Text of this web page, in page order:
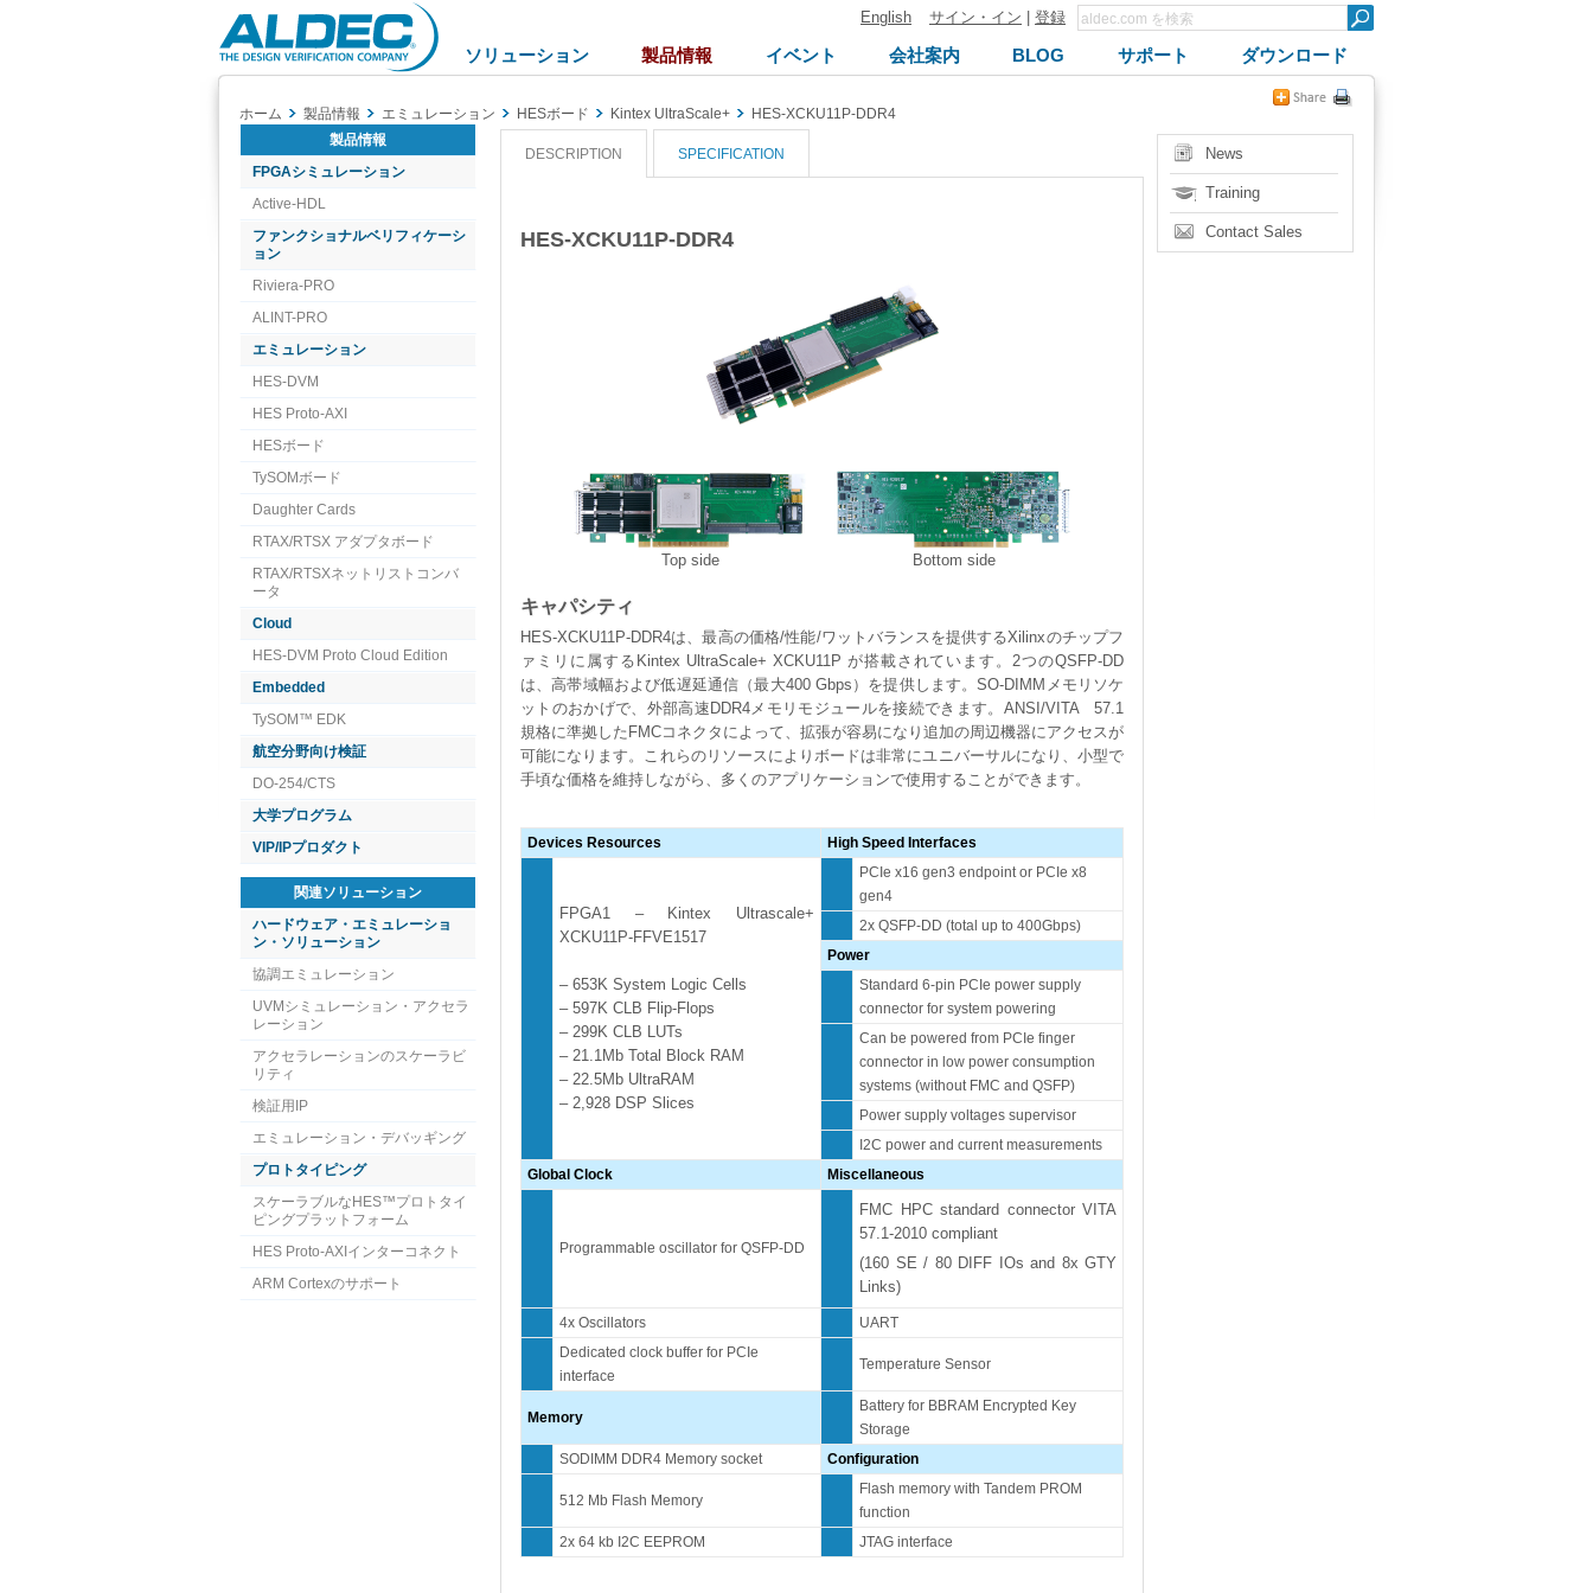
Aldec
Logo
English サイン・イン 登録
ソリューション 製品情報 イベント 会社案内 BLOG サポート ダウンロード
ホーム 製品情報 エミュレーション HESボード Kintex UltraScale+
HES-XCKU11P-DDR4
製品情報
FPGAシミュレーション
Active-HDL
ファンクショナルベリフィケーシ
ョン
Riviera-PRO
ALINT-PRO
エミュレーション
HES-DVM
HES Proto-AXI
HESボード
TySOMボード
Daughter Cards
RTAX/RTSX アダプタボード
RTAX/RTSXネットリストコンバ
ータ
Cloud
HES-DVM Proto Cloud Edition
Embedded
TySOM™ EDK
航空分野向け検証
DO-254/CTS
大学プログラム
VIP/IPプロダクト
関連ソリューション
ハードウェア・エミュレーショ
ン・ソリューション
協調エミュレーション
UVMシミュレーション・アクセラ
レーション
アクセラレーションのスケーラビ
リティ
検証用IP
エミュレーション・デバッギング
プロトタイピング
スケーラブルなHES™プロトタイ
ピングプラットフォーム
HES Proto-AXIインターコネクト
ARM Cortexのサポート
News
Training
Contact Sales
DESCRIPTION SPECIFICATION
HES-XCKU11P-DDR4
Top side Bottom side
キャパシティ
HES-XCKU11P-DDR4は、最高の価格/性能/ワットバランスを提供するXilinxのチップフ
ァミリに属するKintex UltraScale+ XCKU11P が搭載されています。2つのQSFP-DD
は、高帯域幅および低遅延通信（最大400 Gbps）を提供します。SO-DIMMメモリソケ
ットのおかげで、外部高速DDR4メモリモジュールを接続できます。ANSI/VITA 57.1
規格に準拠したFMCコネクタによって、拡張が容易になり追加の周辺機器にアクセスが
可能になります。これらのリソースによりボードは非常にユニバーサルになり、小型で
手頃な価格を維持しながら、多くのアプリケーションで使用することができます。
Devices Resources High Speed Interfaces
FPGA1 – Kintex Ultrascale+
XCKU11P-FFVE1517
– 653K System Logic Cells
– 597K CLB Flip-Flops
– 299K CLB LUTs
– 21.1Mb Total Block RAM
– 22.5Mb UltraRAM
– 2,928 DSP Slices
PCIe x16 gen3 endpoint or PCIe x8
gen4
2x QSFP-DD (total up to 400Gbps)
Power
Standard 6-pin PCIe power supply
connector for system powering
Can be powered from PCIe finger
connector in low power consumption
systems (without FMC and QSFP)
Power supply voltages supervisor
I2C power and current measurements
Global Clock
Miscellaneous
Programmable oscillator for QSFP-DD
FMC HPC standard connector VITA
57.1-2010 compliant
(160 SE / 80 DIFF IOs and 8x GTY
Links)
4x Oscillators
UART
Dedicated clock buffer for PCIe
interface
Temperature Sensor
Memory
Battery for BBRAM Encrypted Key
Storage
SODIMM DDR4 Memory socket
Configuration
512 Mb Flash Memory
Flash memory with Tandem PROM
function
2x 64 kb I2C EEPROM
JTAG interface